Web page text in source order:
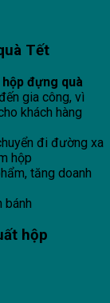
Tết
hộp đựng quà
gia công, vì
khách hàng
đi đường xa
hộp
tăng doanh
bánh
hộp